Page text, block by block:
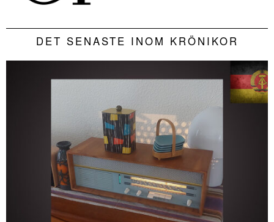
DET SENASTE INOM KRÖNIKOR